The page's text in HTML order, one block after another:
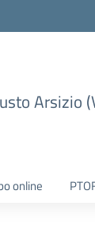
Arsizio
online